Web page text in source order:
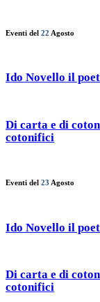
Eventi del 22 Agosto
Ido Novello il
Di carta e di
cotonifici
Eventi del 23 Agosto
Ido Novello il
Di carta e di
cotonifici